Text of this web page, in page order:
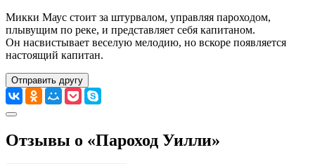
Микки Маус стоит за штурвалом, управляя пароходом,
плывущим по реке, и представляет себя капитаном.
Он насвистывает веселую мелодию, но вскоре появляется
настоящий капитан.
Отправить другу
Отзывы о «Пароход Уилли»